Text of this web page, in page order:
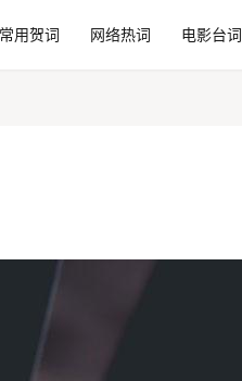
常用贺词 网络热词 电影台词